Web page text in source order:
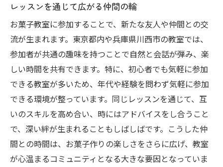
レッスンを通じて広がる仲間の輪
お菓子教室に参加することで、新たな友人や仲間との交
流が生まれます。東京都内や兵庫県川西市の教室では、
参加者が共通の趣味を持つことで自然と会話が弾み、楽
しい時間を共有できます。特に、初心者でも気軽に参加
できる教室が多いため、年代や経験を問わず気軽に参加
できる環境が整っています。同じレッスンを通じて、互
いのスキルを高め合い、時にはアドバイスをし合うこと
で、深い絆が生まれることもしばしばです。こうした仲
間との時間は、お菓子作りの楽しさをさらに広げ、教室
が心温まるコミュニティとなる大きな要因となっていま